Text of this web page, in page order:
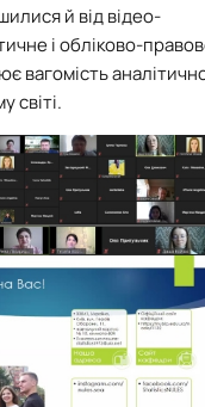
й від відео-
і обліково-
вагомість
світі.